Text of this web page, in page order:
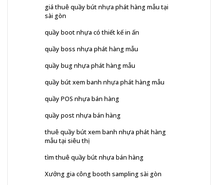
giá thuê quầy bút nhựa phát hàng mẫu tại
sài gòn
quầy boot nhựa có thiết kế in ấn
quầy boss nhựa phát hàng mẫu
quầy bug nhựa phát hàng mẫu
quầy bút xem banh nhựa phát hàng mẫu
quầy POS nhựa bán hàng
quầy post nhựa bán hàng
thuê quầy bút xem banh nhựa phát hàng
mẫu tại siêu thị
tìm thuê quầy bút nhựa bán hàng
Xưởng gia công booth sampling sài gòn